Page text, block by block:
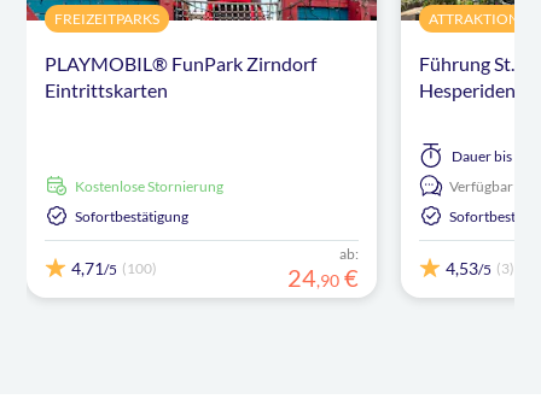
FREIZEITPARKS
PLAYMOBIL® FunPark Zirndorf
Eintrittskarten
kostenlose Stornierung
Sofortbestätigung
4,71/5 (100)
ab:
24,90 €
Führung St.
Dauer bis zu
Verfügbar in:
4,53/5 (3)